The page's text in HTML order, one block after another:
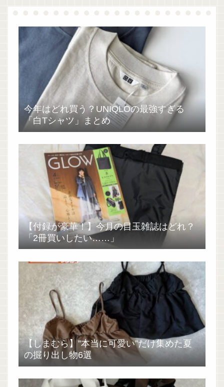
今年はどれ買う？UNIQLOの最強すぎる
「白Tシャツ」まとめ
【付録が豪華！】今月の目玉雑誌はどれ？
「2冊買いしたい……」
【しまむら】”本当に可愛い”だけ集めた夏
の掘り出し物6選